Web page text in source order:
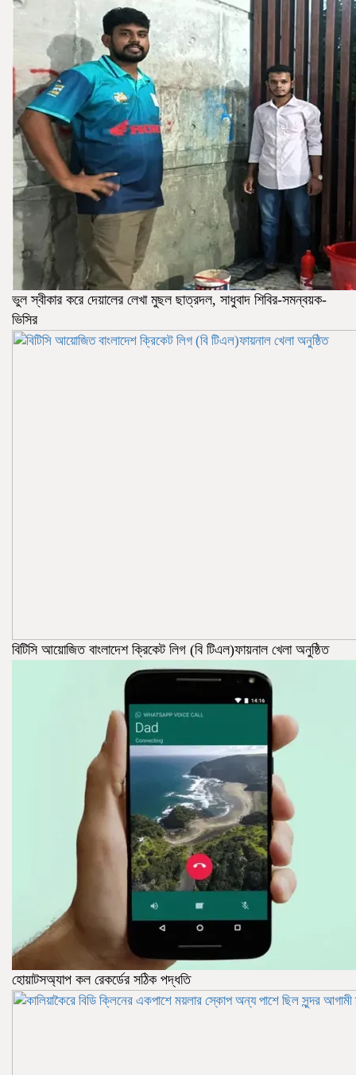
ভুল স্বীকার করে দেয়ালের লেখা মুছল ছাত্রদল, সাধুবাদ শিবির-সমন্বয়ক-
ভিসির
বিটিসি আয়োজিত বাংলাদেশ ক্রিকেট লিগ (বি টিএল)ফায়নাল খেলা অনুষ্ঠিত
হোয়াটসঅ্যাপ কল রেকর্ডের সঠিক পদ্ধতি